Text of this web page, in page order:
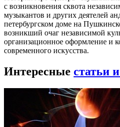
с возникновения сквота
музыкантов и других деятелей
петербургском доме на
возникший очаг независимой
организационное оформление и
современного искусства.
Интересные статьи